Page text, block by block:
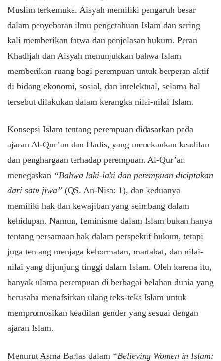
Muslim terkemuka. Aisyah memiliki pengaruh besar
dalam penyebaran ilmu pengetahuan Islam dan sering
kali memberikan fatwa dan penjelasan hukum. Peran
Khadijah dan Aisyah menunjukkan bahwa Islam
memberikan ruang bagi perempuan untuk berperan aktif
di bidang ekonomi, sosial, dan intelektual, selama hal
tersebut dilakukan dalam kerangka nilai-nilai Islam.
Konsepsi Islam tentang perempuan didasarkan pada
ajaran Al-Qur’an dan Hadis, yang menekankan keadilan
dan penghargaan terhadap perempuan. Al-Qur’an
menegaskan “Bahwa laki-laki dan perempuan diciptakan
dari satu jiwa” (QS. An-Nisa: 1), dan keduanya
memiliki hak dan kewajiban yang seimbang dalam
kehidupan. Namun, feminisme dalam Islam bukan hanya
tentang persamaan hak dalam perspektif hukum, tetapi
juga tentang menjaga kehormatan, martabat, dan nilai-
nilai yang dijunjung tinggi dalam Islam. Oleh karena itu,
banyak ulama perempuan di berbagai belahan dunia yang
berusaha menafsirkan ulang teks-teks Islam untuk
mempromosikan keadilan gender yang sesuai dengan
ajaran Islam.
Menurut Asma Barlas dalam “Believing Women in Islam: